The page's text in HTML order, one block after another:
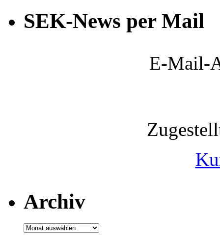
SEK-News per Mail
E-Mail-
Archiv
Archiv